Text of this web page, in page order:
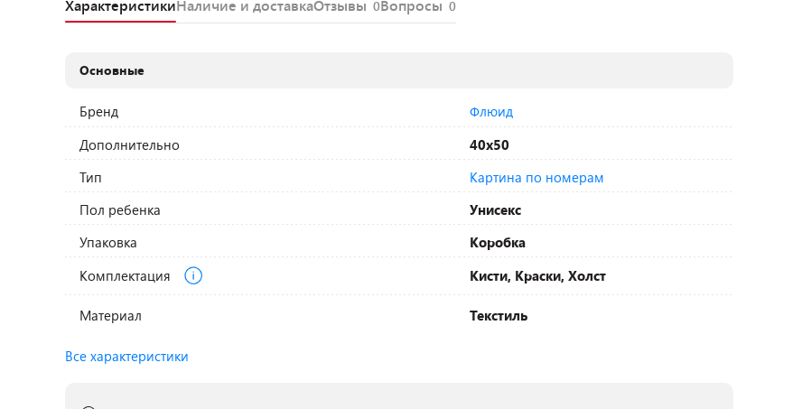
ХарактеристикиНаличие и доставкаОтзывы 0Вопросы 0
Основные
Бренд
Флюид
Дополнительно
40х50
Тип
Картина по номерам
Пол ребенка
Унисекс
Упаковка
Коробка
Комплектация
Кисти, Краски, Холст
Материал Текстиль
Все характеристики